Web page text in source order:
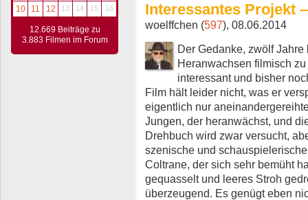
10
11 12 13 14 15 16
12.669 Beiträge zu
3.883 Filmen im Forum
Interessantes Projekt
woelffchen (597), 08.06.2014
Der Gedanke, zwölf
Heranwachsen filmisch
interessant und bisher
Film hält leider nicht, was er
eigentlich nur
Jungen, der heranwächst, und
Drehbuch wird zwar versucht,
szenische und
Coltrane, der sich sehr bemüht
gequasselt und leeres Stroh
überzeugend. Es genügt eben